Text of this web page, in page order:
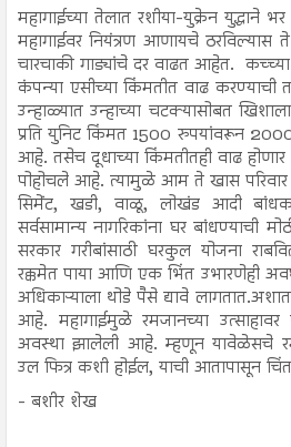
महागाईच्या तेलात रशीया-युक्रेन युद्धाने
महागाईवर नियंत्रण आणायचे ठरविल्यास
चारचाकी गाड्यांचे दर वाढत आहेत.
कंपन्या एसीच्या किंमतीत वाढ
उन्हाळ्यात उन्हाच्या चटक्यासोबत
प्रति युनिट किंमत 1500 रुपयांवरून
आहे. तसेच दूधाच्या किंमतीतही वाढ
पोहोचले आहे. त्यामुळे आम ते खास
सिमेंट, खडी, वाळू, लोखंड आदी
सर्वसामान्य नागरिकांना घर बांधण्याची
सरकार गरीबांसाठी घरकुल योजना
रक्कमेत पाया आणि एक भिंत उभारणेही
अधिकाऱ्याला थोडे पैसे द्यावे
आहे. महागाईमुळे रमजानच्या
अवस्था झालेली आहे. म्हणून यावेळेसचे
उल फित्र कशी होईल, याची आतापासून
- बशीर शेख